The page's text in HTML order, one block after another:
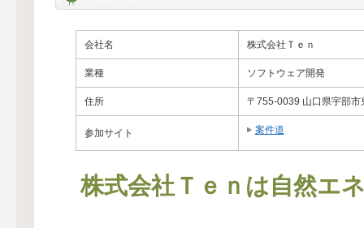
会社名 株式会社Ｔｅｎ
業種 ソフトウェア開発
住所 〒755-0039 山口県宇部市
参加サイト 案件道
株式会社Ｔｅｎは自然エ